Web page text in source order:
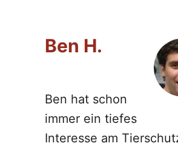
Ben H.
Ben hat schon
immer ein tiefes
Interesse am